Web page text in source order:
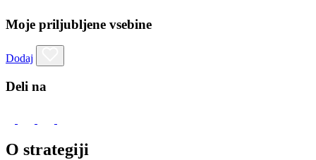
Moje priljubljene vsebine
Dodaj
Deli na
O strategiji